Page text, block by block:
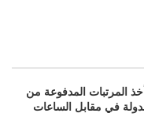
تعالى؛ لقول
المرتبات المدفوعة من
في مقابل الساعات